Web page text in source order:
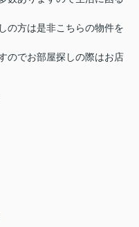
の方は是非こちらの物件を
のでお部屋探しの際はお店